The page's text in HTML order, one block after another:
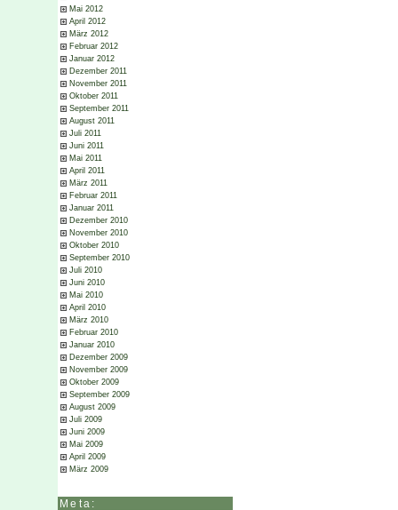
Mai 2012
April 2012
März 2012
Februar 2012
Januar 2012
Dezember 2011
November 2011
Oktober 2011
September 2011
August 2011
Juli 2011
Juni 2011
Mai 2011
April 2011
März 2011
Februar 2011
Januar 2011
Dezember 2010
November 2010
Oktober 2010
September 2010
Juli 2010
Juni 2010
Mai 2010
April 2010
März 2010
Februar 2010
Januar 2010
Dezember 2009
November 2009
Oktober 2009
September 2009
August 2009
Juli 2009
Juni 2009
Mai 2009
April 2009
März 2009
Meta: